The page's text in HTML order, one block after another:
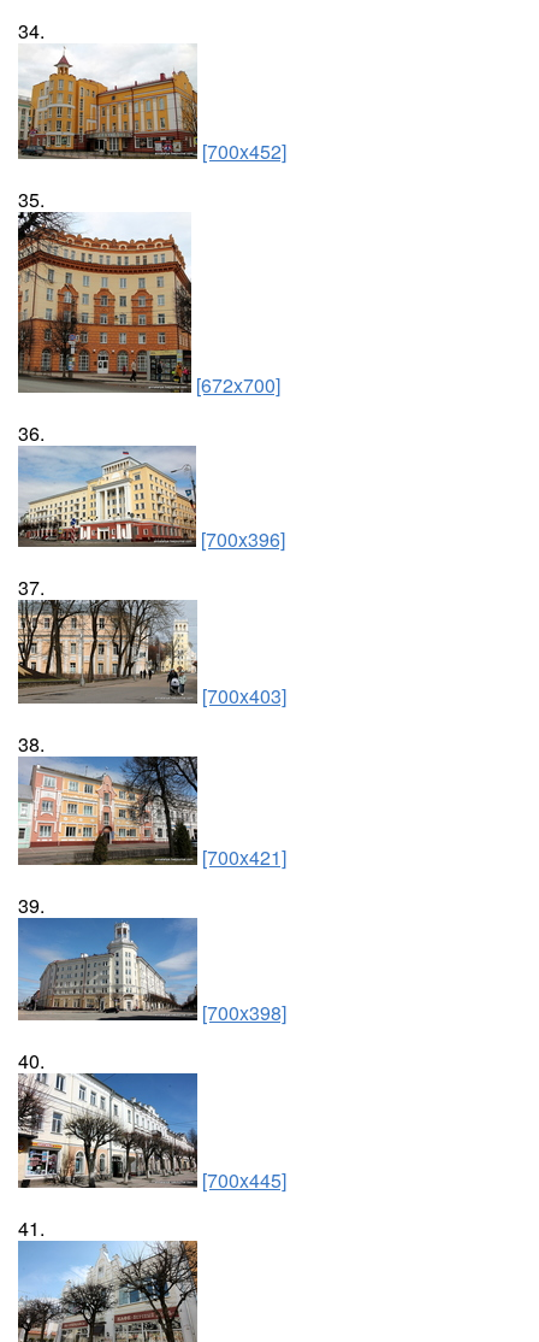
34.
[700x452]
35.
[672x700]
36.
[700x396]
37.
[700x403]
38.
[700x421]
39.
[700x398]
40.
[700x445]
41.